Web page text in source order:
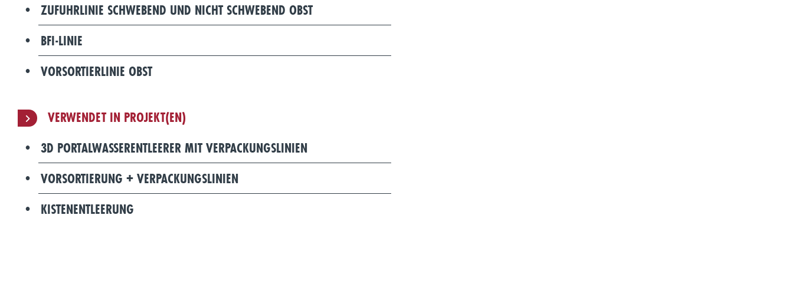
ZUFUHRLINIE SCHWEBEND UND NICHT SCHWEBEND OBST
BFI-LINIE
VORSORTIERLINIE OBST
VERWENDET IN PROJEKT(EN)
3D PORTALWASSERENTLEERER MIT VERPACKUNGSLINIEN
VORSORTIERUNG + VERPACKUNGSLINIEN
KISTENENTLEERUNG